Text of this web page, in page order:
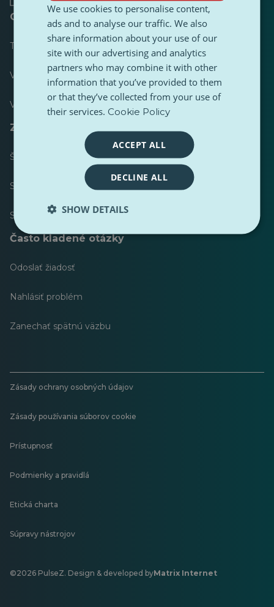
O stránke
Tabuľka s výsledkami
Väčšina publikovaných
Väčšina nasledovala
Zdroje pre novinárov
Štýlový sprievodca obsahu PulseZ
Sprievodca príspevkami prispievateľov PulseZ
Súpravy nástrojov
Často kladené otázky
Odoslať žiadosť
Nahlásiť problém
Zanechať spätnú väzbu
Zásady ochrany osobných údajov
Zásady používania súborov cookie
Prístupnosť
Podmienky a pravidlá
Etická charta
Súpravy nástrojov
©2026 PulseZ. Design & developed byMatrix Internet
Otvorí
We use cookies to personalise content,
ads and to analyse our traffic. We also
share information about your use of our
site with our advertising and analytics
partners who may combine it with other
information that you’ve provided to them
or that they’ve collected from your use of
their services. Cookie Policy
ACCEPT ALL
DECLINE ALL
SHOW DETAILS